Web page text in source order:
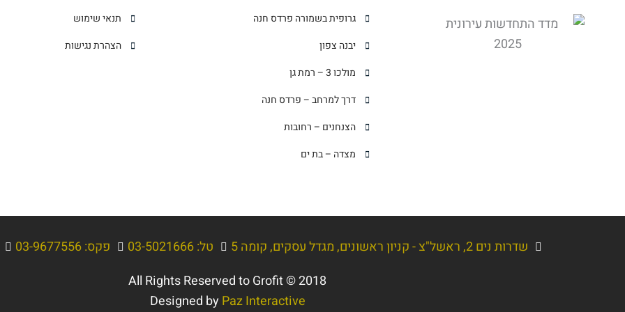
גרופית בשמורה פרדס חנה
יבנה צפון
מולכו 3 – רמת גן
דרך למרחב – פרדס חנה
הצנחנים – רחובות
מצדה – בת ים
תנאי שימוש
הצהרת נגישות
שדרות נים 2, ראשל"צ - קניון ראשונים, מגדל עסקים, קומה 5 טל: 03-5021666 פקס: 03-9677556
All Rights Reserved to Grofit © 2018
Designed by Paz Interactive